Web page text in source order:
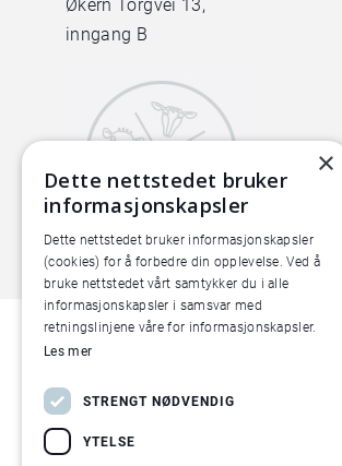
Økern Torgvei 13,
inngang B
×
Dette nettstedet bruker
informasjonskapsler
Dette nettstedet bruker informasjonskapsler
(cookies) for å forbedre din opplevelse. Ved å
bruke nettstedet vårt samtykker du i alle
informasjonskapsler i samsvar med
retningslinjene våre for informasjonskapsler.
Les mer
STRENGT NØDVENDIG
YTELSE